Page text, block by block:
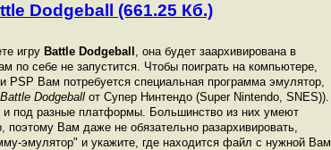
Dodgeball (661.25 Кб.)
игру Battle Dodgeball , она будет заархивирована в
по себе не запустится. Чтобы поиграть на компьютере,
Вам потребуется специальная программа эмулятор,
Battle Dodgeball от Супер Нинтендо (Super Nintendo, SNES)).
под разные платформы. Большинство из них умеют
поэтому Вам даже не обязательно разархивировать,
эмулятор" и укажите, где находится файл с нужной Вам